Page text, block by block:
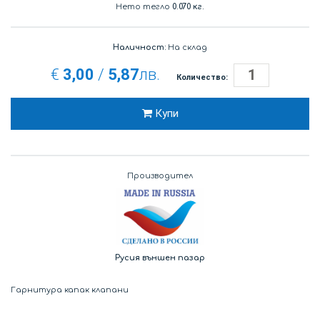
Нето тегло 0.070 кг.
Наличност: На склад
€ 3,00 / 5,87лв. Количество:
Купи
Производител
Русия външен пазар
Гарнитура капак клапани